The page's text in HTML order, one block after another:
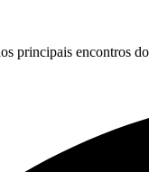
principais encontros